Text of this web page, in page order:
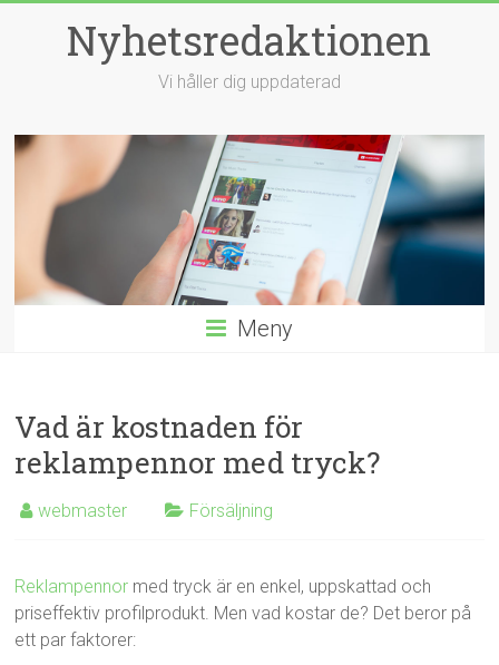
Nyhetsredaktionen
Vi håller dig uppdaterad
Meny
Vad är kostnaden för
reklampennor med tryck?
webmaster Försäljning
Reklampennor med tryck är en enkel, uppskattad och
priseffektiv profilprodukt. Men vad kostar de? Det beror på
ett par faktorer: